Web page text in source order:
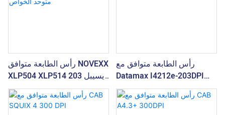
رأس الطابعة متوافق NOVEXX
XLP504 XLP514 203 ديسيبل
متوحد الخواص 300 ديسيبل
متوحد الخواص 600 ديسيبل
متوحد الخواص
رأس الطابعة متوافق مع
Datamax I4212e-203DPI
I4310e-300DPI I4606e-
600DPI